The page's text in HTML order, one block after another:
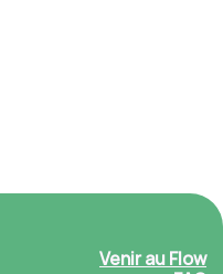
Venir au Flow